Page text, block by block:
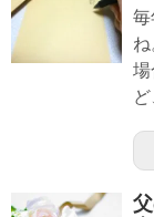
毎
場